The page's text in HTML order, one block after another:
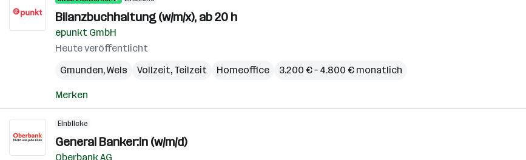
Bilanzbuchhaltung (w/m/x), ab 20 h
epunkt GmbH
Heute veröffentlicht
Gmunden,Wels Vollzeit, Teilzeit Homeoffice 3.200 € – 4.800 € monatlich
Merken
Einblicke
General Banker:in (w/m/d)
Oberbank AG